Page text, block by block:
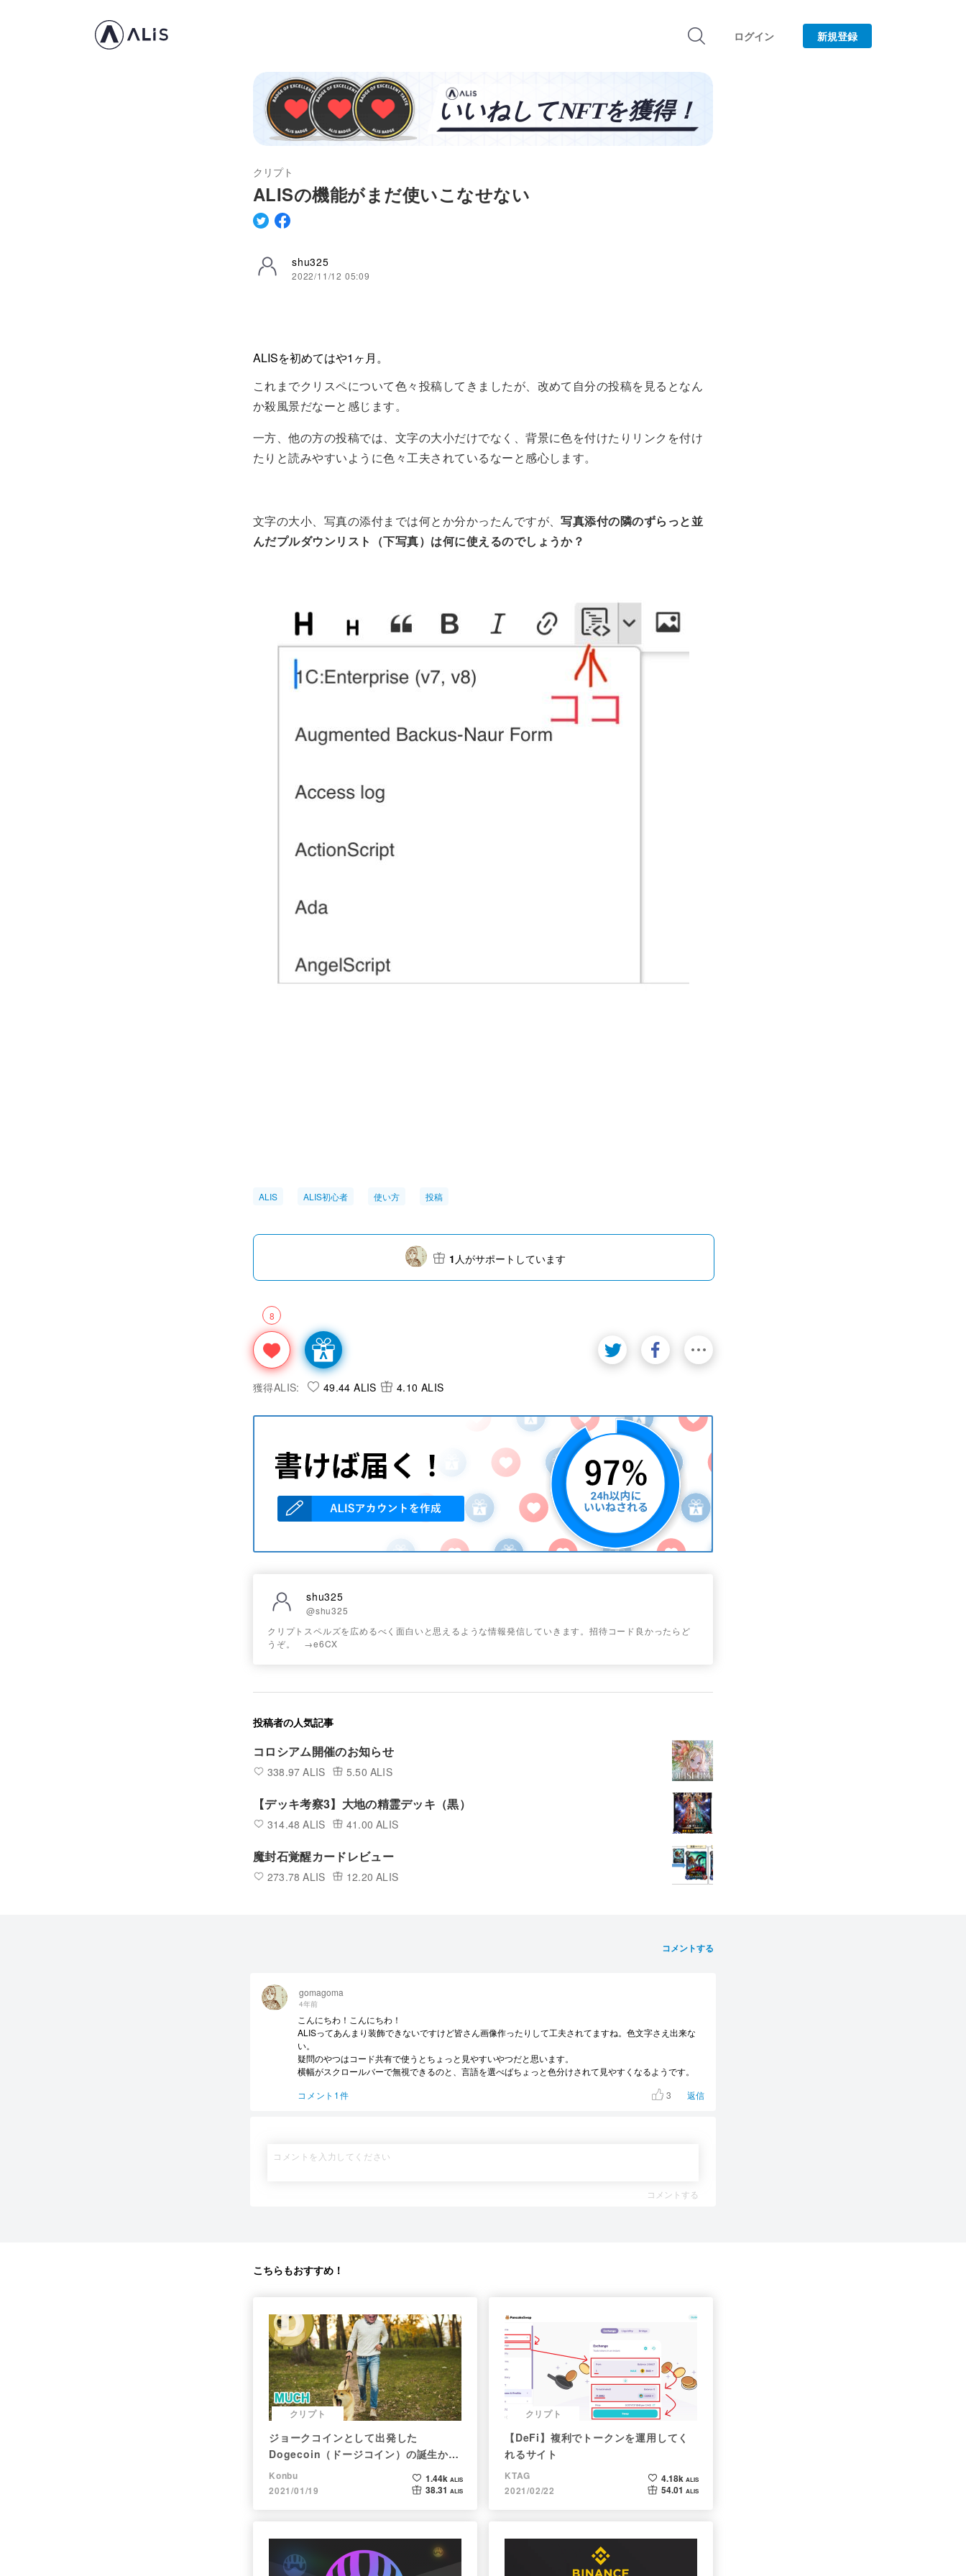
ログイン 新規登録
クリプト
ALISの機能がまだ使いこなせない
shu325
2022/11/12 05:09
ALISを初めてはや1ヶ月。
これまでクリスペについて色々投稿してきましたが、改めて自分の投稿を見るとなん
か殺風景だなーと感じます。
一方、他の方の投稿では、文字の大小だけでなく、背景に色を付けたりリンクを付け
たりと読みやすいように色々工夫されているなーと感心します。
文字の大小、写真の添付までは何とか分かったんですが、写真添付の隣のずらっと並
んだプルダウンリスト（下写真）は何に使えるのでしょうか？
ALIS ALIS初心者 使い方 投稿
8
1 人がサポートしています
獲得ALIS: 49.44 ALIS 4.10 ALIS
shu325
@shu325
クリプトスペルズを広めるべく面白いと思えるような情報発信していきます。招待コード良かったらど
うぞ。 →e6CX
投稿者の人気記事
コロシアム開催のお知らせ
338.97 ALIS 5.50 ALIS
【デッキ考察3】大地の精霊デッキ（黒）
314.48 ALIS 41.00 ALIS
魔封石覚醒カードレビュー
273.78 ALIS 12.20 ALIS
コメントする
gomagoma
4年前
こんにちわ！こんにちわ！
ALISってあんまり装飾できないですけど皆さん画像作ったりして工夫されてますね。色文字さえ出来な
い。
疑問のやつはコード共有で使うとちょっと見やすいやつだと思います。
横幅がスクロールバーで無視できるのと、言語を選べばちょっと色分けされて見やすくなるようです。
コメント1件
3 返信
コメントする
こちらもおすすめ！
クリプト
ジョークコインとして出発した
Dogecoin（ドージコイン）の誕生から
現在まで。注目される非証券性🐶
Konbu
2021/01/19
1.44k ALIS
38.31 ALIS
クリプト
【DeFi】複利でトークンを運用してく
れるサイト
KTAG
2021/02/22
4.18k ALIS
54.01 ALIS